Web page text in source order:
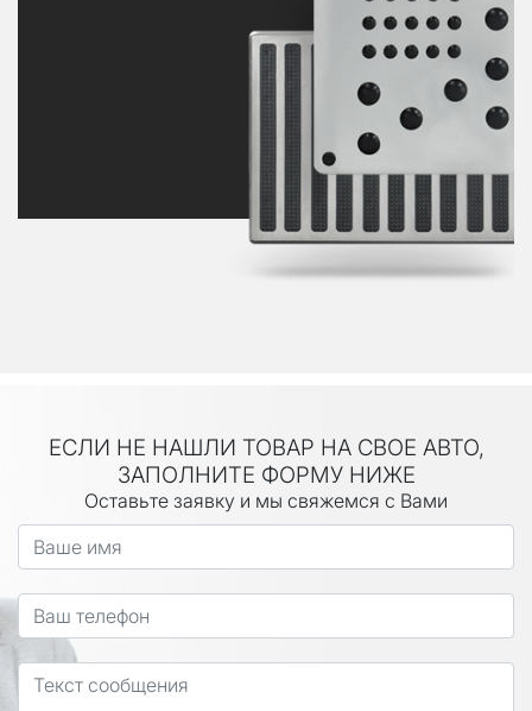
ЕСЛИ НЕ НАШЛИ ТОВАР НА СВОЕ АВТО,
ЗАПОЛНИТЕ ФОРМУ НИЖЕ
Оставьте заявку и мы свяжемся с Вами